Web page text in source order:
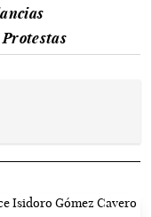
Protestas